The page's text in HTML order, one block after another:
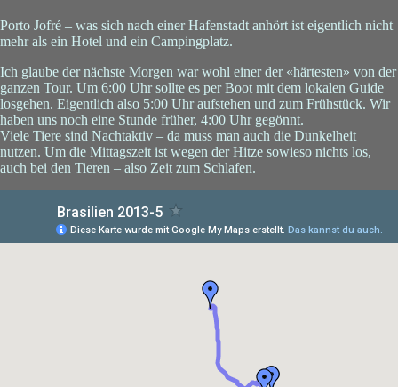
Porto Jofré – was sich nach einer Hafenstadt anhört ist eigentlich nicht
mehr als ein Hotel und ein Campingplatz.
Ich glaube der nächste Morgen war wohl einer der «härtesten» von der
ganzen Tour. Um 6:00 Uhr sollte es per Boot mit dem lokalen Guide
losgehen. Eigentlich also 5:00 Uhr aufstehen und zum Frühstück. Wir
haben uns noch eine Stunde früher, 4:00 Uhr gegönnt.
Viele Tiere sind Nachtaktiv – da muss man auch die Dunkelheit
nutzen. Um die Mittagszeit ist wegen der Hitze sowieso nichts los,
auch bei den Tieren – also Zeit zum Schlafen.